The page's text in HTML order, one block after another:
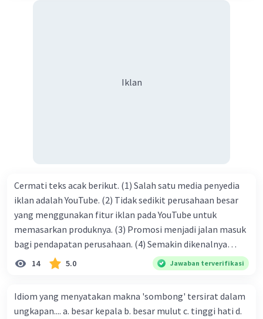
limpahan karuniaNya kita bisa berkumpul di sini. Kalimat
Iklan
Cermati teks acak berikut. (1) Salah satu media penyedia
iklan adalah YouTube. (2) Tidak sedikit perusahaan besar
yang menggunakan fitur iklan pada YouTube untuk
memasarkan produknya. (3) Promosi menjadi jalan masuk
bagi pendapatan perusahaan. (4) Semakin dikenalnya
suatu produk oleh konsumen, semakin besar pula peluang
perusahaan kepada konsumen. Urutan yang tepat agar
14 5.0 Jawaban terverifikasi
Idiom yang menyatakan makna 'sombong' tersirat dalam
ungkapan.... a. besar kepala b. besar mulut c. tinggi hati d.